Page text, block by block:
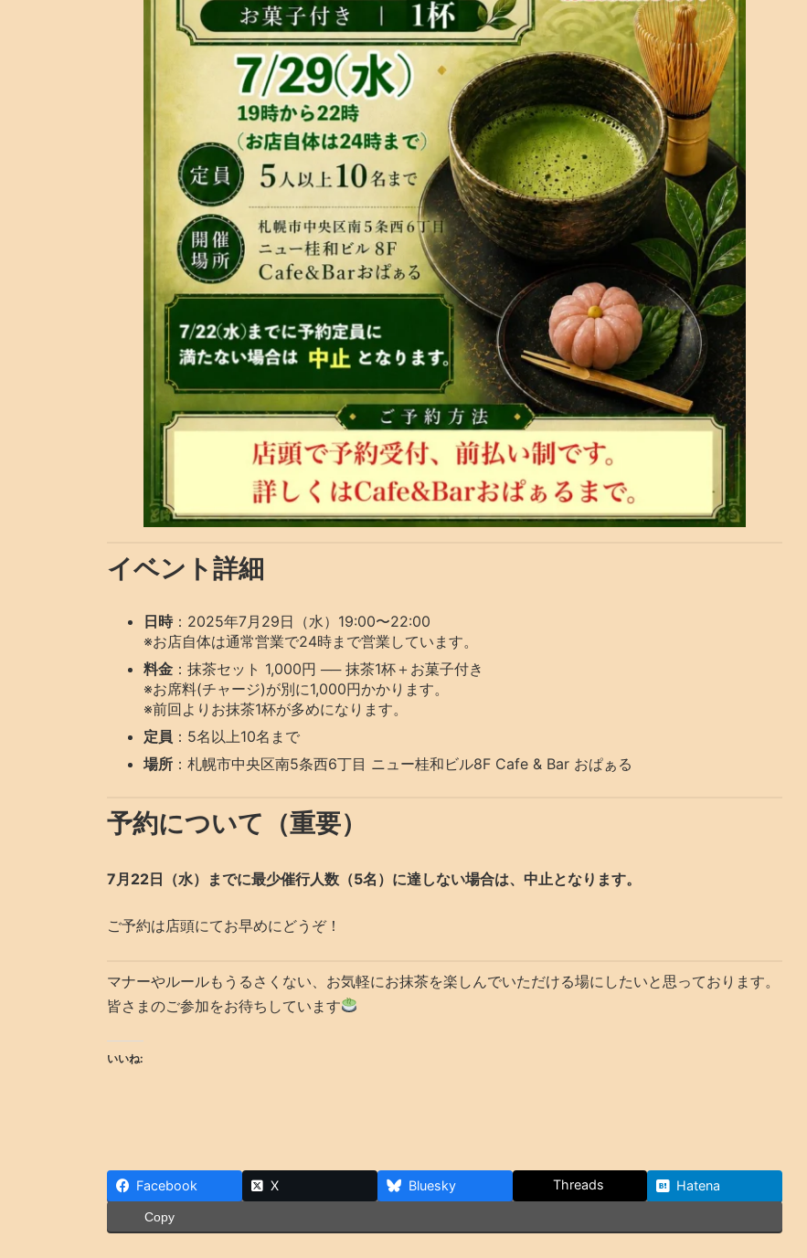
イベント詳細
日時：2025年7月29日（水）19:00〜22:00
※お店自体は通常営業で24時まで営業しています。
料金 ：抹茶セット 1,000円 ── 抹茶1杯＋お菓子付き
※お席料(チャージ)が別に1,000円かかります。
※前回よりお抹茶1杯が多めになります。
定員 ：5名以上10名まで
場所 ：札幌市中央区南5条西6丁目 ニュー桂和ビル8F Cafe & Bar おぱぁる
予約について（重要）
7月22日（水）までに最少催行人数（5名）に達しない場合は、中止となります。
ご予約は店頭にてお早めにどうぞ！
マナーやルールもうるさくない、お気軽にお抹茶を楽しんでいただける場にしたいと思っております。
皆さまのご参加をお待ちしています
いいね:
Facebook X Bluesky Threads Hatena
Copy